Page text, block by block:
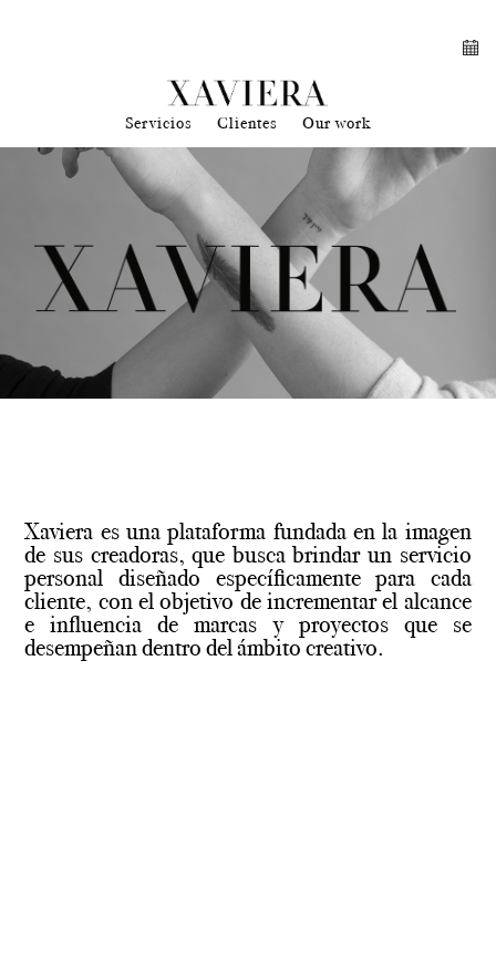
Servicios Clientes Our work
Xaviera es una plataforma fundada en la imagen
de sus creadoras, que busca brindar un servicio
personal diseñado específicamente para cada
cliente, con el objetivo de incrementar el alcance
e influencia de marcas y proyectos que se
desempeñan dentro del ámbito creativo.